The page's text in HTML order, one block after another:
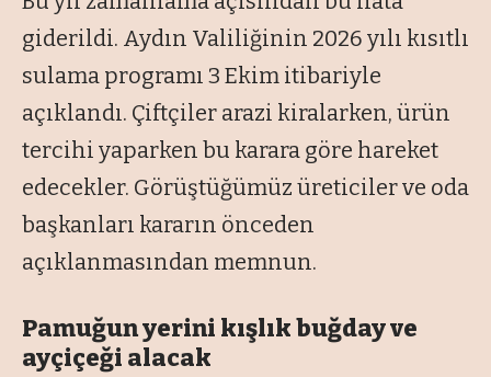
giderildi. Aydın Valiliğinin 2026 yılı kısıtlı
sulama programı 3 Ekim itibariyle
açıklandı. Çiftçiler arazi kiralarken, ürün
tercihi yaparken bu karara göre hareket
edecekler. Görüştüğümüz üreticiler ve oda
başkanları kararın önceden
açıklanmasından memnun.
Pamuğun yerini kışlık buğday ve
ayçiçeği alacak